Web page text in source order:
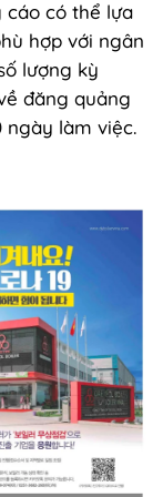
có thể lựa
hợp với ngân
lượng kỳ
đăng quảng
ngày làm việc.